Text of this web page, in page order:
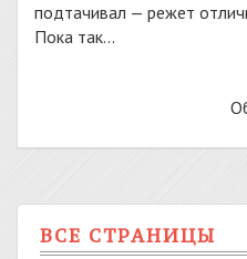
подтачивал — режет
Пока так…
ВСЕ СТРАНИЦЫ